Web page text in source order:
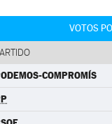
VOTOS
COMPROMÍS